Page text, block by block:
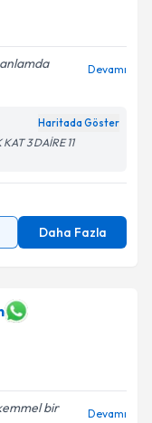
Devamı
Haritada Göster
3 DAİRE 11
Daha Fazla
bir
Devamı